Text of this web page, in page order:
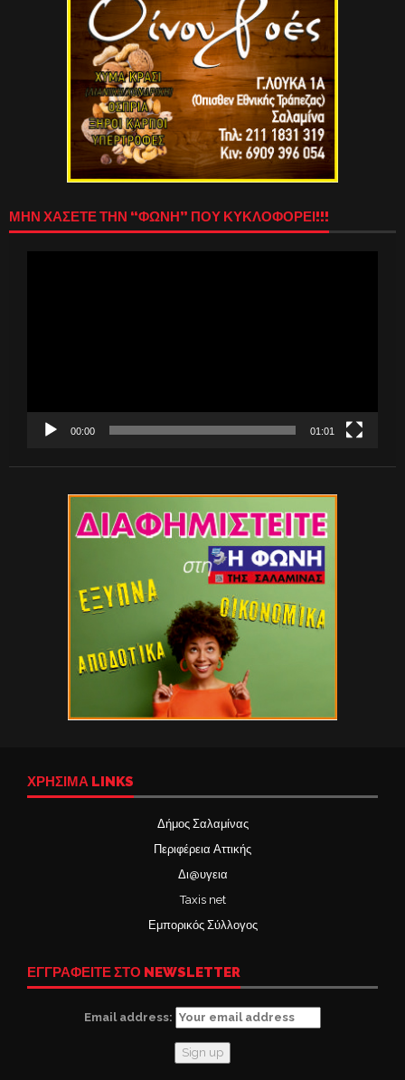
ΜΗΝ ΧΑΣΕΤΕ ΤΗΝ “ΦΩΝΗ” ΠΟΥ ΚΥΚΛΟΦΟΡΕΙ!!!
00:00 01:01
ΧΡΉΣΙΜΑ LINKS
Δήμος Σαλαμίνας
Περιφέρεια Αττικής
Δι@υγεια
Taxis net
Εμπορικός Σύλλογος
ΕΓΓΡΑΦΕΙΤΕ ΣΤΟ NEWSLETTER
Email address: